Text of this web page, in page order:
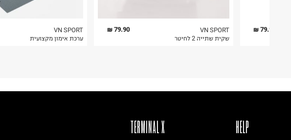
VN SPORT
ערכת אימון מקצועית
79.90 ₪
VN SPORT
שקית שתייה 2 לחיטר
79.90 ₪
TERMINAL X HELP